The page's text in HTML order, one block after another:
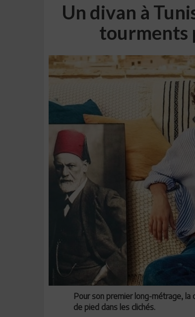
Un divan à
tourments
Pour son premier long-métrage, la
de pied dans les clichés.